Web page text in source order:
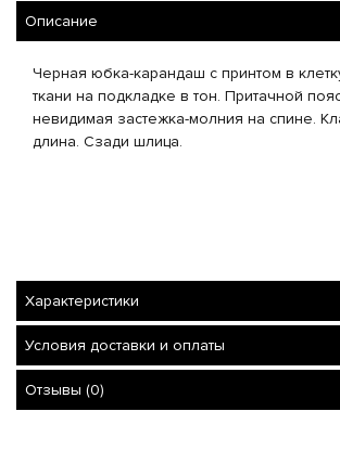
Описание
Черная юбка-карандаш с принтом в
ткани на подкладке в тон. Притачной
невидимая застежка-молния на спине.
длина. Сзади шлица.
Характеристики
Условия доставки и оплаты
Отзывы (0)